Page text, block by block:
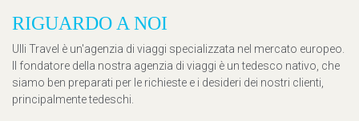
RIGUARDO A NOI
Ulli Travel è un'agenzia di viaggi specializzata nel mercato europeo.
Il fondatore della nostra agenzia di viaggi è un tedesco nativo, che
siamo ben preparati per le richieste e i desideri dei nostri clienti,
principalmente tedeschi.